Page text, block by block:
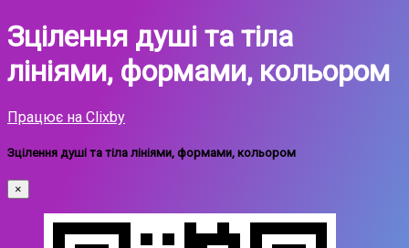
Зцілення душі та тіла
лініями, формами, кольором
Працює на Clixby
Зцілення душі та тіла лініями, формами, кольором
×